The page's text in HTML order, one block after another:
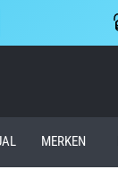
MERKEN